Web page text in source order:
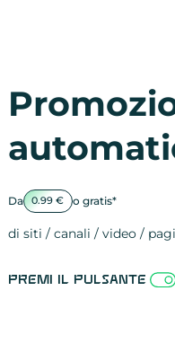
Da 0.99 € o gratis*
di siti / canali / video /
Premi il pulsante